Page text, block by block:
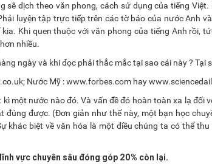
sẽ dịch theo văn phong, cách sử dụng của tiếng
luyện tập trực tiếp trên các tờ báo của nước Anh
Khi quen thuộc với văn phong của tiếng Anh rồi,
nhiều.
ngày và khi đọc phải thắc mắc tại sao cái này ? Tại
Nước Mỹ : www.forbes.com hay
một nước nào đó. Và vấn đề đó hoàn toàn xa lạ đối
được. (Đơn giản như thế này, một bạn học
khác biệt về văn hóa là một điều chúng ta có thể thu
vực chuyên sâu đóng góp 20% còn lại.